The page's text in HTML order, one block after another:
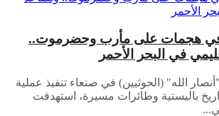
في هجمات على مأرب وحضرموت..
في البحر الأحمر
الله" (الحوثيين) في صنعاء تنفيذ عملية
باليستية وطائرات مسيرة، استهدفت